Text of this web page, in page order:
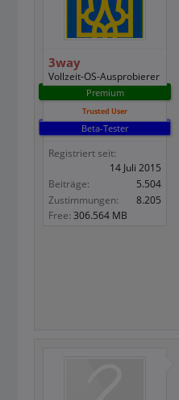
3way
Vollzeit-OS-Ausprobierer
Premium
Trusted User
Beta-Tester
Registriert seit:
14 Juli 2015
Beiträge:
5.504
Zustimmungen:
8.205
Free: 306.564 MB